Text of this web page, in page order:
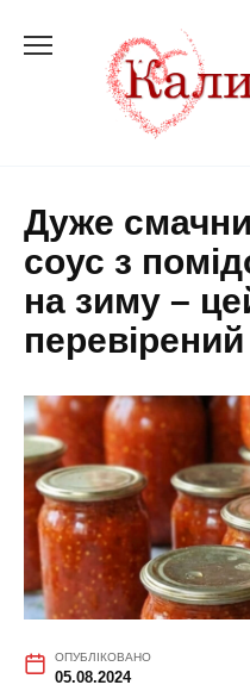
Дуже
соус з
на зиму –
ОПУБЛІКОВАНО
05.08.2024